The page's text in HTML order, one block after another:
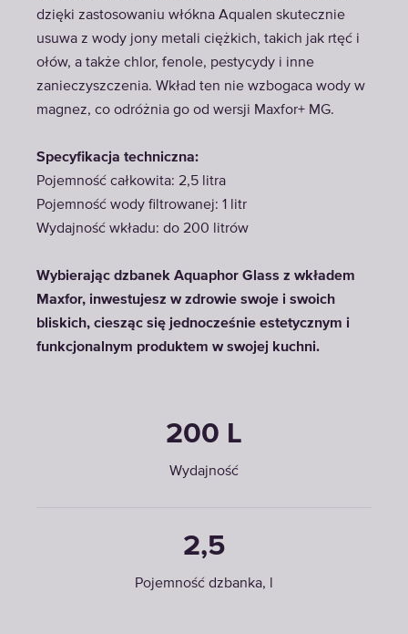
dzięki zastosowaniu włókna Aqualen skutecznie
usuwa z wody jony metali ciężkich, takich jak rtęć i
ołów, a także chlor, fenole, pestycydy i inne
zanieczyszczenia. Wkład ten nie wzbogaca wody w
magnez, co odróżnia go od wersji Maxfor+ MG.
Specyfikacja techniczna:
Pojemność całkowita: 2,5 litra
Pojemność wody filtrowanej: 1 litr
Wydajność wkładu: do 200 litrów
Wybierając dzbanek Aquaphor Glass z wkładem
Maxfor, inwestujesz w zdrowie swoje i swoich
bliskich, ciesząc się jednocześnie estetycznym i
funkcjonalnym produktem w swojej kuchni.
200 L
Wydajność
2,5
Pojemność dzbanka, l